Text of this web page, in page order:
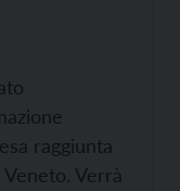
raggiunta
Verrà